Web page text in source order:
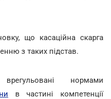
що касаційна скарга
з таких підстав.
нормами
в частині компетенції